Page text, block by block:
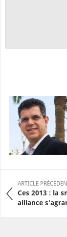
ARTICLE
Ces 2013 : la
alliance